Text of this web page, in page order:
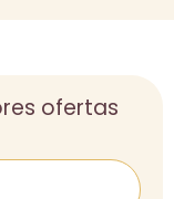
ofertas